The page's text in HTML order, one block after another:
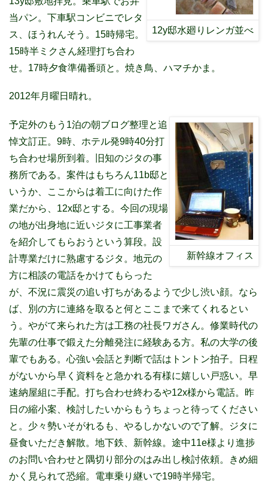
12y邸水廻りレンガ並べ
当パン。下車駅コンビニでレタ
ス、ほうれんそう。15時帰宅。
15時半ミクさん経理打ち合わ
せ。17時夕食準備番頭と。焼き鳥、ハマチかま。
2012年月曜日晴れ。
新幹線オフィス
予定外のもう1泊の朝ブログ整理と追
悼文訂正。9時、ホテル発9時40分打
ち合わせ場所到着。旧知のジタの事
務所である。案件はもちろん11b邸と
いうか、ここからは着工に向けた作
業だから、12x邸とする。今回の現場
の地が出身地に近いジタに工事業者
を紹介してもらおうという算段。設
計専業だけに熟慮するジタ。地元の
方に相談の電話をかけてもらった
が、不況に震災の追い打ちがあるようで少し渋い顔。なら
ば、別の方に連絡を取ると何とここまで来てくれるとい
う。やがて来られた方は工務の社長ワガさん。修業時代の
先輩の仕事で鍛えた分離発注に経験ある方。私の大学の後
輩でもある。心強い会話と判断で話はトントン拍子。日程
がないから早く資料をと急かれる有様に嬉しい戸惑い。早
速納屋組に手配。打ち合わせ終わるや12x様から電話。昨
日の縮小案、検討したいからもうちょっと待ってください
と。少々勢いそがれるも、やるしかないので了解。ジタに
昼食いただき解散。地下鉄、新幹線。途中11e様より進捗
のお問い合わせと隅切り部分のはみ出し検討依頼。きめ細
かく見られて恐縮。電車乗り継いで19時半帰宅。